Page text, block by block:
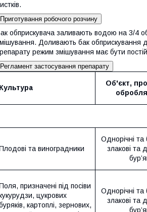
Приготування робочого розчину
обприскувача заливають водою на 3/4
Доливають бак обприскування
режим змішування має бути
Регламент застосування препарату
Культура
Об'єкт,
та виноградники
Однорічні та
злакові та
призначені під посіви
цукрових
картоплі, зернових,
Однорічні та
злакові та